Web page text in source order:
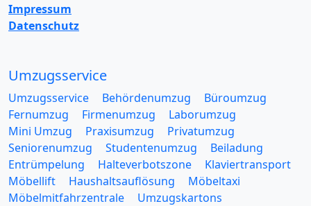
Impressum
Datenschutz
Umzugsservice
Umzugsservice Behördenumzug
Büroumzug
Fernumzug
Firmenumzug
Laborumzug
Mini Umzug
Praxisumzug
Privatumzug
Seniorenumzug
Studentenumzug
Beiladung
Entrümpelung
Halteverbotszone
Klaviertransport
Möbellift
Haushaltsauflösung
Möbeltaxi
Möbelmitfahrzentrale
Umzugskartons